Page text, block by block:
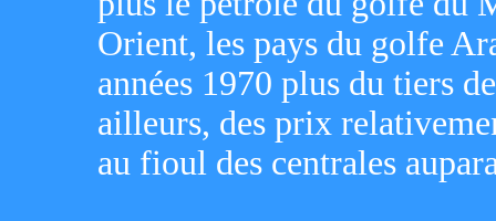
Orient, les pays du golfe
années 1970 plus du tiers
ailleurs, des prix
au fioul des centrales